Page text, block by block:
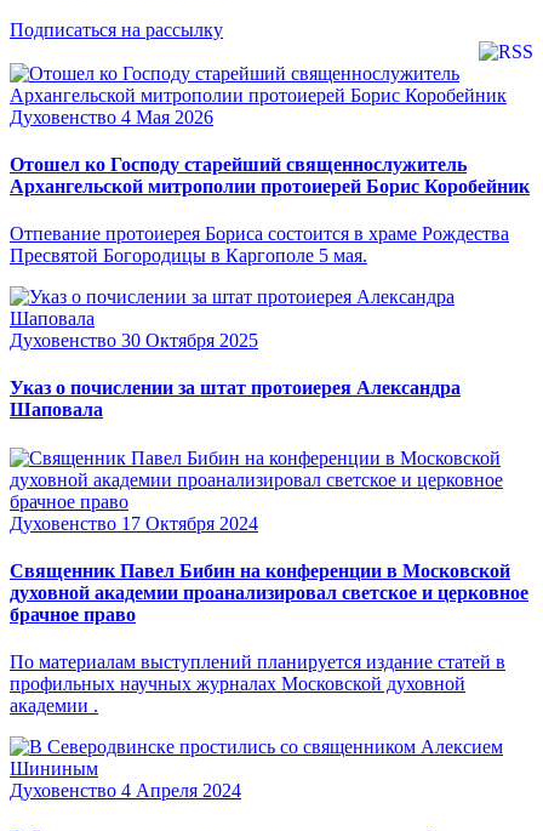
Подписаться на рассылку
Духовенство 4 Мая 2026
Отошел ко Господу старейший священнослужитель
Архангельской митрополии протоиерей Борис Коробейник
Отпевание протоиерея Бориса состоится в храме Рождества
Пресвятой Богородицы в Каргополе 5 мая.
Духовенство 30 Октября 2025
Указ о почислении за штат протоиерея Александра
Шаповала
Духовенство 17 Октября 2024
Священник Павел Бибин на конференции в Московской
духовной академии проанализировал светское и церковное
брачное право
По материалам выступлений планируется издание статей в
профильных научных журналах Московской духовной
академии .
Духовенство 4 Апреля 2024